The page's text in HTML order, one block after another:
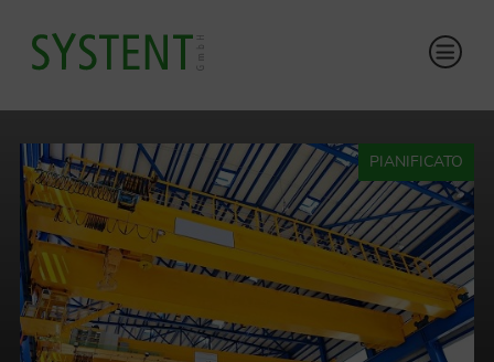
PIANIFICATO